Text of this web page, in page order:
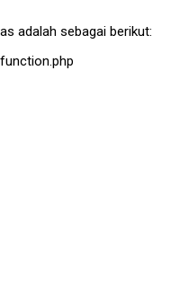
adalah sebagai berikut: